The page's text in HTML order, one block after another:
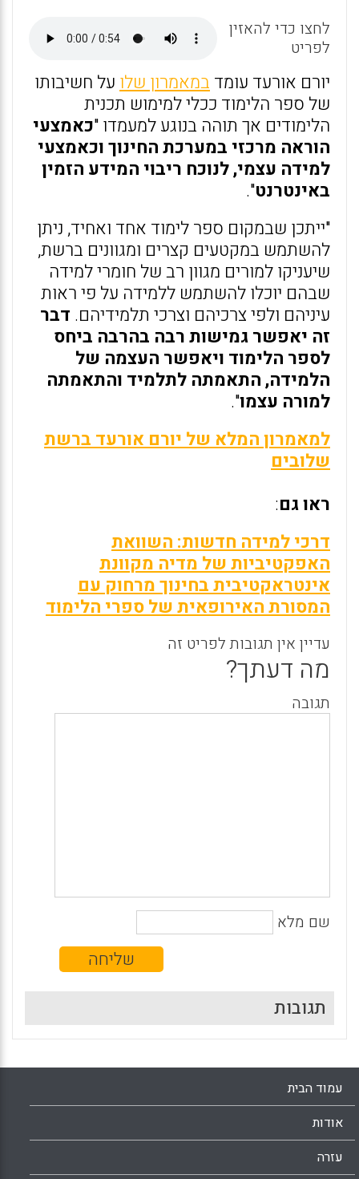
p
o
k
לחצו כדי להאזין
לפריט
יורם אורעד עומד במאמרון שלו על חשיבותו
של ספר הלימוד ככלי למימוש תכנית
הלימודים אך תוהה בנוגע למעמדו "כאמצעי
הוראה מרכזי במערכת החינוך וכאמצעי
למידה עצמי, לנוכח ריבוי המידע הזמין
באינטרנט".
"ייתכן שבמקום ספר לימוד אחד ואחיד, ניתן
להשתמש במקטעים קצרים ומגוונים ברשת,
שיעניקו למורים מגוון רב של חומרי למידה
שבהם יוכלו להשתמש ללמידה על פי ראות
עיניהם ולפי צרכיהם וצרכי תלמידיהם. דבר
זה יאפשר גמישות רבה בהרבה ביחס
לספר הלימוד ויאפשר העצמה של
הלמידה, התאמתה לתלמיד והתאמתה
למורה עצמו".
למאמרון המלא של יורם אורעד ברשת
שלובים
ראו גם:
דרכי למידה חדשות: השוואת
האפקטיביות של מדיה מקוונת
אינטראקטיבית בחינוך מרחוק עם
המסורת האירופאית של ספרי הלימוד
עדיין אין תגובות לפריט זה
מה דעתך?
תגובה
שם מלא
תגובות
עמוד הבית
אודות
עזרה